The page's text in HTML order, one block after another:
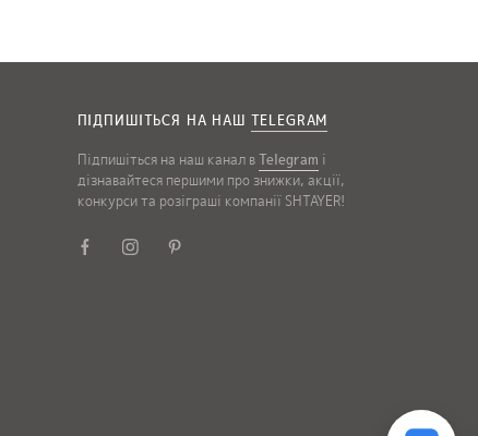
ПІДПИШІТЬСЯ НА НАШ TELEGRAM
Підпишіться на наш канал вTelegram і
дізнавайтеся першими про знижки, акції,
конкурси та розіграші компанії SHTAYER!